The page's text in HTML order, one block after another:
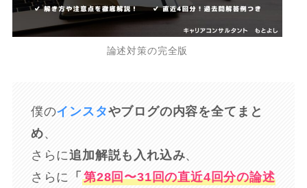
論述対策の完全版
僕のインスタやブログの内容を全てまと
め、
さらに追加解説も入れ込み、
さらに
「第28回〜31回の直近4回分の論述